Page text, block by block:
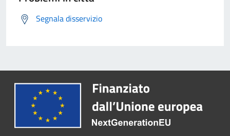
Segnala disservizio